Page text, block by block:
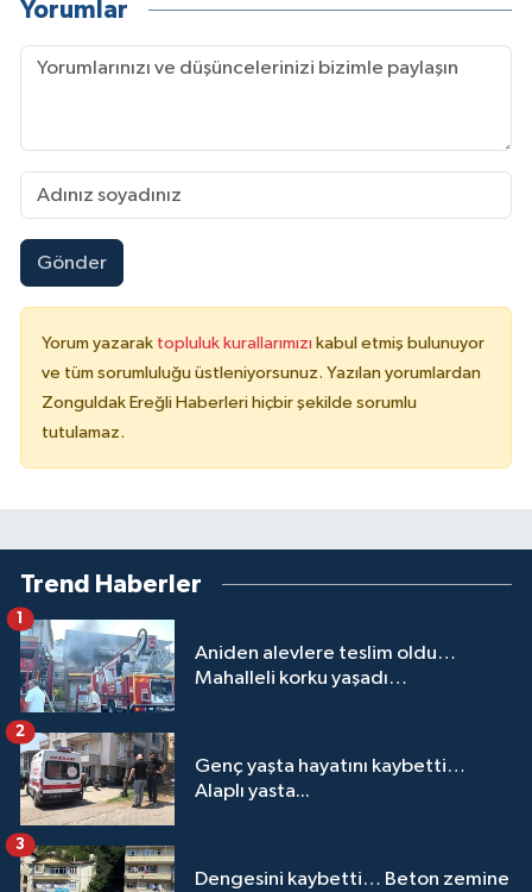
Yorumlar
Gönder
Yorum yazarak topluluk kurallarımızı kabul etmiş bulunuyor
ve tüm sorumluluğu üstleniyorsunuz. Yazılan yorumlardan
Zonguldak Ereğli Haberleri hiçbir şekilde sorumlu
tutulamaz.
Trend Haberler
Aniden alevlere teslim oldu…
Mahalleli korku yaşadı…
1
Genç yaşta hayatını kaybetti…
Alaplı yasta...
2
Dengesini kaybetti… Beton zemine
3